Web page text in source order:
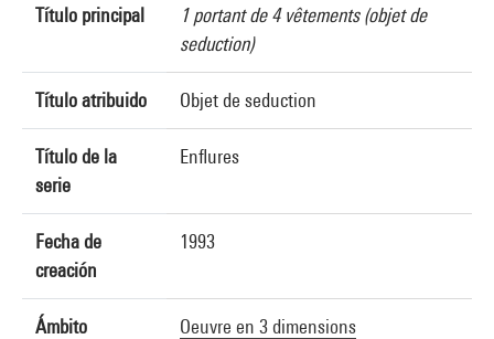
Título principal
1 portant de 4 vêtements (objet de
seduction)
Título atribuido Objet de seduction
Título de la
serie
Enflures
Fecha de
creación
1993
Ámbito Oeuvre en 3 dimensions